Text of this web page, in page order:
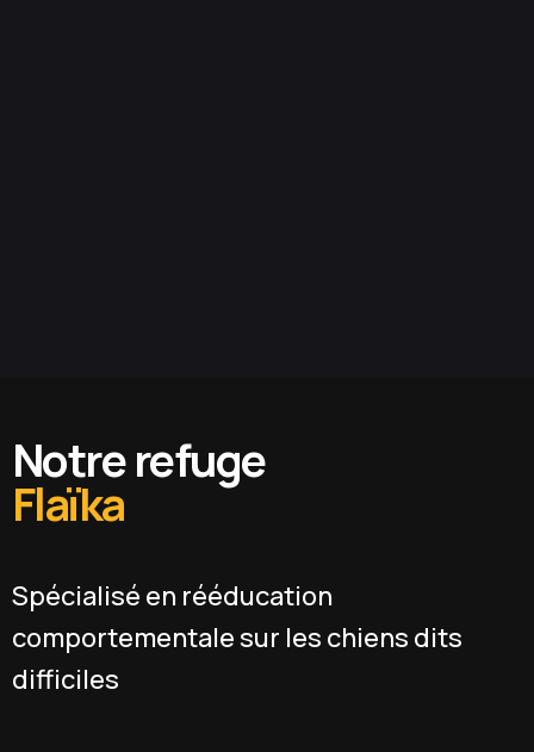
Notre refuge
Flaïka
Spécialisé en rééducation
comportementale sur les chiens dits
difficiles